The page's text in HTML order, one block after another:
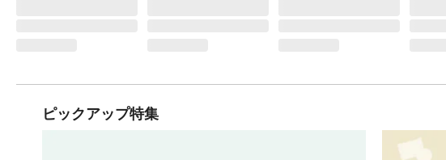
ピックアップ特集